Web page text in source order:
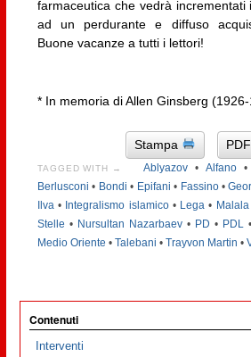
farmaceutica che vedrà
ad un perdurante e diffuso
Buone vacanze a tutti i lettori!
* In memoria di Allen Ginsberg
Stampa PDF
TAGGED WITH → Ablyazov• Alfano
Berlusconi • Bondi • Epifani • Fassino•
Ilva• Integralismo islamico• Lega • Malala
Stelle • Nursultan Nazarbaev• PD • PDL •
Medio Oriente • Talebani • Trayvon Martin •
Contenuti
Interventi